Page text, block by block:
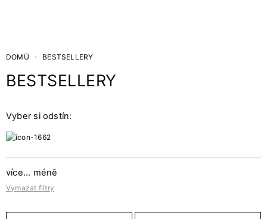
Cena
Kč
Bestsellery
Bestsellery
DOMŮ BESTSELLERY
BESTSELLERY
Vyber si odstín:
více... méně
Vymazat filtry